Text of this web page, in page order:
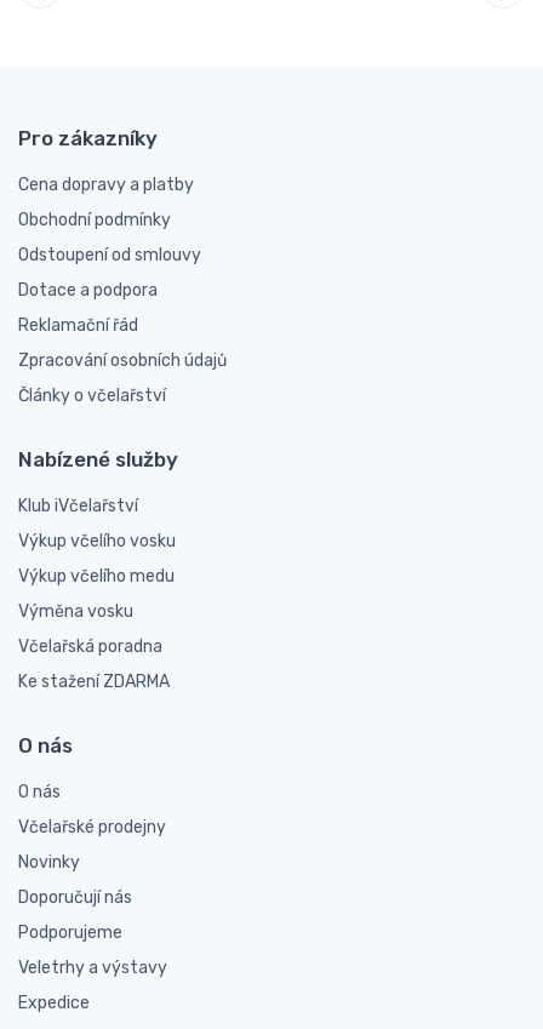
Pro zákazníky
Cena dopravy a platby
Obchodní podmínky
Odstoupení od smlouvy
Dotace a podpora
Reklamační řád
Zpracování osobních údajů
Články o včelařství
Nabízené služby
Klub iVčelařství
Výkup včelího vosku
Výkup včelího medu
Výměna vosku
Včelařská poradna
Ke stažení ZDARMA
O nás
O nás
Včelařské prodejny
Novinky
Doporučují nás
Podporujeme
Veletrhy a výstavy
Expedice